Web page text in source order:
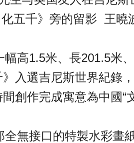
化五千》旁的留影 王曉
高1.5米、長201.5米
入選吉尼斯世界紀錄
創作完成寓意為中國“
無接口的特製水彩畫